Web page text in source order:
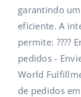
garantindo
eficiente. A
permite: ????
pedidos -
World
de pedidos